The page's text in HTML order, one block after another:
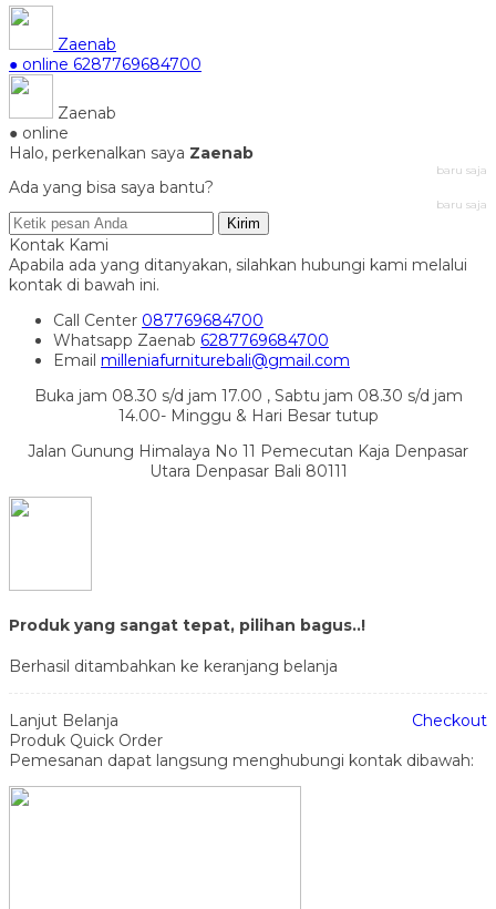
Zaenab
● online 6287769684700
Zaenab
● online
Halo, perkenalkan saya Zaenab
baru saja
Ada yang bisa saya bantu?
baru saja
Kirim
Kontak Kami
Apabila ada yang ditanyakan, silahkan hubungi kami melalui
kontak di bawah ini.
Call Center 087769684700
Whatsapp Zaenab 6287769684700
Email milleniafurniturebali@gmail.com
Buka jam 08.30 s/d jam 17.00 , Sabtu jam 08.30 s/d jam
14.00- Minggu & Hari Besar tutup
Jalan Gunung Himalaya No 11 Pemecutan Kaja Denpasar
Utara Denpasar Bali 80111
Produk yang sangat tepat, pilihan bagus..!
Berhasil ditambahkan ke keranjang belanja
Lanjut Belanja
Checkout
Produk Quick Order
Pemesanan dapat langsung menghubungi kontak dibawah: